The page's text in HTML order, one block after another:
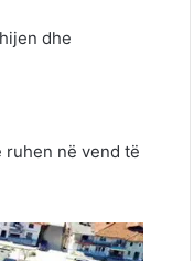
dhe
në vend të